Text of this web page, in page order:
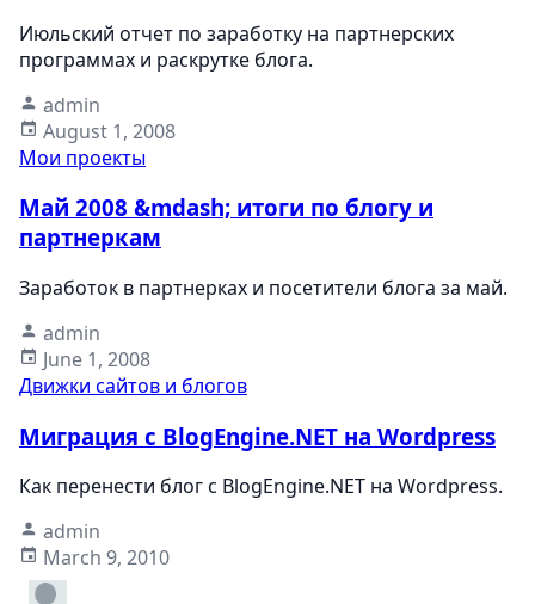
Июльский отчет по заработку на партнерских
программах и раскрутке блога.
admin
August 1, 2008
Мои проекты
Май 2008 &mdash; итоги по блогу и
партнеркам
Заработок в партнерках и посетители блога за май.
admin
June 1, 2008
Движки сайтов и блогов
Миграция с BlogEngine.NET на Wordpress
Как перенести блог с BlogEngine.NET на Wordpress.
admin
March 9, 2010